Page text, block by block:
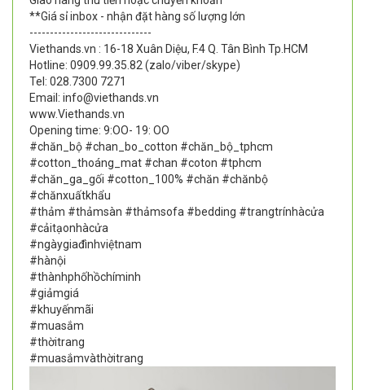
**Giá sỉ inbox - nhận đặt hàng số lượng lớn
------------------------------
Viethands.vn : 16-18 Xuân Diệu, F.4 Q. Tân Bình Tp.HCM
Hotline: 0909.99.35.82 (zalo/viber/skype)
Tel: 028.7300 7271
Email: info@viethands.vn
www.Viethands.vn
Opening time: 9:OO- 19: OO
#chăn_bộ #chan_bo_cotton #chăn_bộ_tphcm
#cotton_thoáng_mat #chan #coton #tphcm
#chăn_ga_gối #cotton_100% #chăn #chănbộ
#chănxuấtkhẩu
#thảm #thảmsàn #thảmsofa #bedding #trangtrínhàcửa
#cảitạonhàcửa
#ngàygiađìnhviệtnam
#hànội
#thànhphốhồchíminh
#giảmgiá
#khuyếnmãi
#muasắm
#thờitrang
#muasắmvàthờitrang